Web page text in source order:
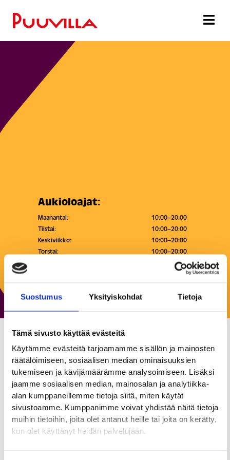
Suostumus Yksityiskohdat Tietoja
Tämä sivusto käyttää evästeitä
Käytämme evästeitä tarjoamamme sisällön ja mainosten
räätälöimiseen, sosiaalisen median ominaisuuksien
tukemiseen ja kävijämäärämme analysoimiseen. Lisäksi
jaamme sosiaalisen median, mainosalan ja analytiikka-
alan kumppaneillemme tietoja siitä, miten käytät
sivustoamme. Kumppanimme voivat yhdistää näitä tietoja
muihin tietoihin, joita olet antanut heille tai joita on kerätty,
kun olet käyttänyt heidän palvelujaan.
Aukioloajat:
Maanantai:
10:00–20:00
Tiistai:
10:00–20:00
Keskiviikko:
10:00–20:00
Torstai:
10:00–20:00
10:00–20:00
10:00–18:00
New Yorker
Muoti ja asusteet
Löydä viimeisimmät trendit ja tyylit näytöslavoilta NEW
YORKERISTA – kaikki edulliseen hintaan. Nuorille suunnatun
muodin, farkkujen, urheilu- ja vapaa-ajan vaatteiden lisäksi
tarjoamme asusteita, jalkineita ja alusvaatteita. Omien